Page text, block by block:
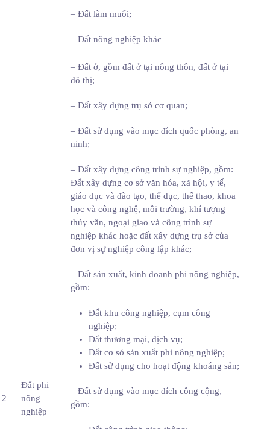
– Đất làm muối;
– Đất nông nghiệp khác
2
Đất phi
nông
nghiệp
– Đất ở, gồm đất ở tại nông thôn, đất ở tại
đô thị;
– Đất xây dựng trụ sở cơ quan;
– Đất sử dụng vào mục đích quốc phòng, an
ninh;
– Đất xây dựng công trình sự nghiệp, gồm:
Đất xây dựng cơ sở văn hóa, xã hội, y tế,
giáo dục và đào tạo, thể dục, thể thao, khoa
học và công nghệ, môi trường, khí tượng
thủy văn, ngoại giao và công trình sự
nghiệp khác hoặc đất xây dựng trụ sở của
đơn vị sự nghiệp công lập khác;
– Đất sản xuất, kinh doanh phi nông nghiệp,
gồm:
Đất khu công nghiệp, cụm công
nghiệp;
Đất thương mại, dịch vụ;
Đất cơ sở sản xuất phi nông nghiệp;
Đất sử dụng cho hoạt động khoáng sản;
– Đất sử dụng vào mục đích công cộng,
gồm: